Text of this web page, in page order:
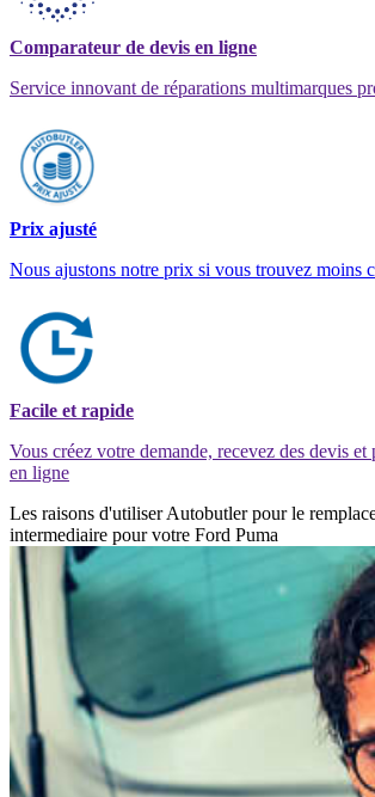
Comparateur de devis en ligne
Service innovant de réparations multimarques
Prix ajusté
Nous ajustons notre prix si vous trouvez moins
Facile et rapide
Vous créez votre demande, recevez des devis et
en ligne
Les raisons d'utiliser Autobutler pour le
intermediaire pour votre Ford Puma